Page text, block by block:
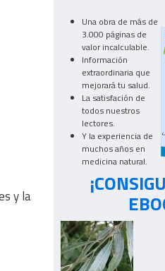
y la
Una obra de más de
3.000 páginas de
valor incalculable.
Información
extraordinaria que
mejorará tu salud.
La satisfación de
todos nuestros
lectores.
Y la experiencia de
muchos años en
medicina natural.